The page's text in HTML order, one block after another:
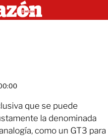
que se puede
la denominada
como un GT3 para